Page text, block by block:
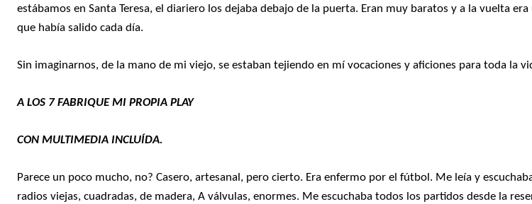
Joan Manuel Serrat con parte de la Directiva de Progreso. Los colores que unen. De izquierda a derecha: Gabriel Panizza, Joan
Joan Manuel Serrat con parte de la Directiva de Progreso. Los colores que unen. De izquierda a derecha: Gabriel Panizza, Joan
estábamos en Santa Teresa, el diariero los dejaba debajo de la puerta. Eran muy baratos y a la vuelta
que había salido cada día.
Sin imaginarnos, de la mano de mi viejo, se estaban tejiendo en mí vocaciones y aficiones para toda la
A LOS 7 FABRIQUE MI PROPIA PLAY
CON MULTIMEDIA INCLUÍDA.
Parece un poco mucho, no? Casero, artesanal, pero cierto. Era enfermo por el fútbol. Me leía y
radios viejas, cuadradas, de madera, A válvulas, enormes. Me escuchaba todos los partidos desde la